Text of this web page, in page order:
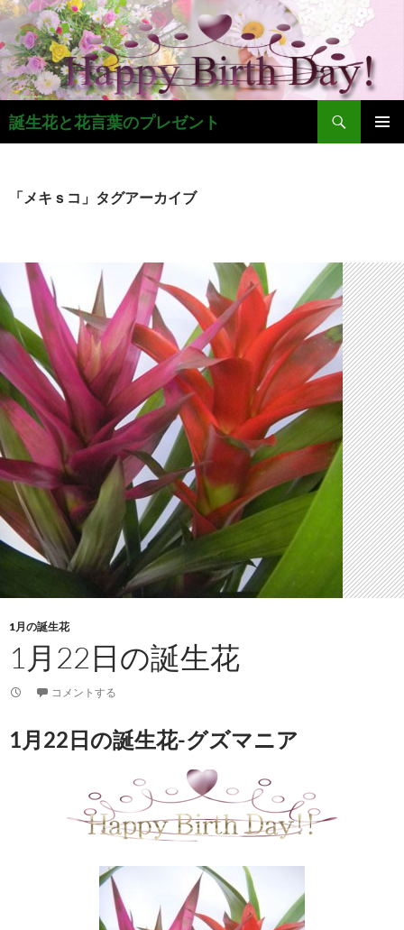
コ
ン
テ
ン
ツ
へ
ス
誕生花と花言葉のプレゼント
検
索
「メキｓコ」タグアーカイブ
1月の誕生花
1月22日の誕生花
コメントする
1月22日の誕生花-グズマニア